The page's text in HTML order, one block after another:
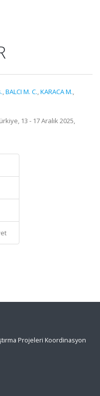
,BALCI M. C.,KARACA M.,
13 - 17 Aralık 2025,
Projeleri Koordinasyon